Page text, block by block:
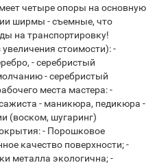
четыре опоры на основную
ширмы - съемные, что
на транспортировку!
стоимости): -
- серебристый
- серебристый
места мастера: -
- маникюра, педикюра -
(воском, шугаринг)
- Порошковое
качество поверхности; -
металла экологична; -